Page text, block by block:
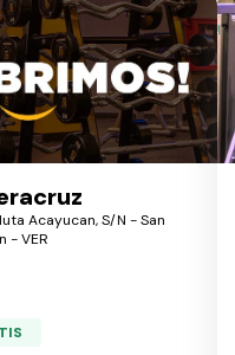
Acayucan, S/N - San
- VER